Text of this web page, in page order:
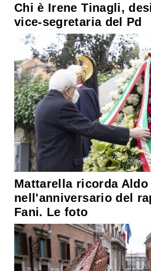
Chi è Irene Tinagli,
vice-segretaria del Pd
Mattarella ricorda Aldo
nell'anniversario del
Fani. Le foto